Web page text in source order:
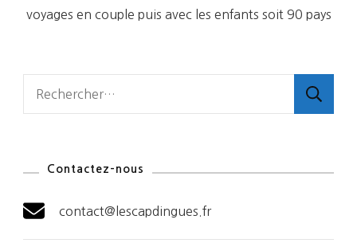
voyages en couple puis avec les enfants soit 90 pays
Contactez-nous
contact@lescapdingues.fr